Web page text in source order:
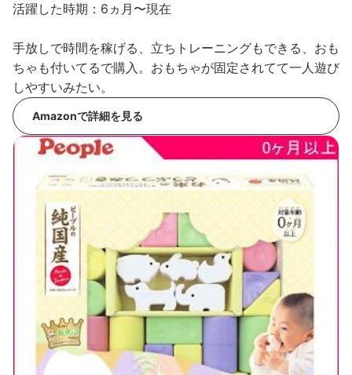
活躍した時期：6ヵ月〜現在
手放しで時間を稼げる、立ちトレーニングもできる、おも
ちゃも付いてるで購入。おもちゃが固定されてて一人遊び
しやすいみたい。
Amazonで詳細を見る